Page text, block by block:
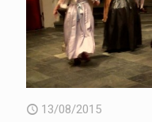
13/08/2015